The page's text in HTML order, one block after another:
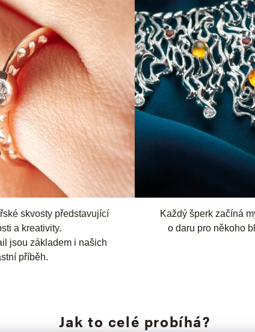
skvosty představující
a kreativity.
jsou základem i našich
příběh.
Každý šperk začíná
o daru pro někoho
Jak to celé probíhá?